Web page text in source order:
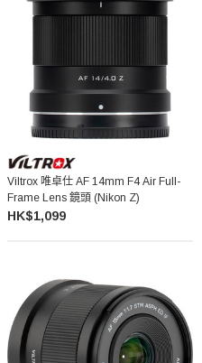
Viltrox 唯卓仕 AF 14mm F4 Air Full-
Frame Lens 鏡頭 (Nikon Z)
HK$1,099